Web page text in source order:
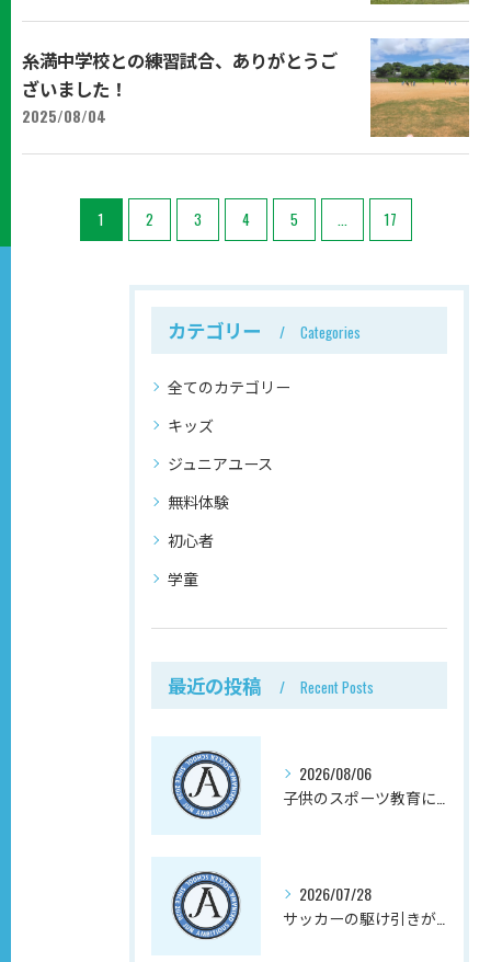
糸満中学校との練習試合、ありがとうご
ざいました！
2025/08/04
1 2 3 4 5 ... 17
カテゴリー Categories
全てのカテゴリー
キッズ
ジュニアユース
無料体験
初心者
学童
最近の投稿 Recent Posts
2026/08/06
2026/07/28